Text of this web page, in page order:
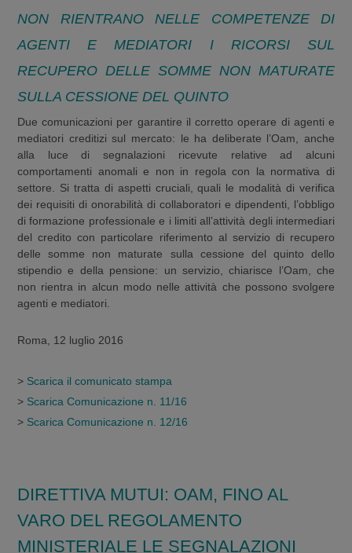
NON RIENTRANO NELLE COMPETENZE DI
AGENTI E MEDIATORI I RICORSI SUL
RECUPERO DELLE SOMME NON MATURATE
SULLA CESSIONE DEL QUINTO
Due comunicazioni per garantire il corretto operare di agenti e
mediatori creditizi sul mercato: le ha deliberate l’Oam, anche
alla luce di segnalazioni ricevute relative ad alcuni
comportamenti anomali e non in regola con la normativa di
settore. Si tratta di aspetti cruciali, quali le modalità di verifica
dei requisiti di onorabilità di collaboratori e dipendenti, l’obbligo
di formazione professionale e i limiti all’attività degli intermediari
del credito con particolare riferimento al servizio di recupero
delle somme non maturate sulla cessione del quinto dello
stipendio e della pensione: un servizio, chiarisce l’Oam, che
non rientra in alcun modo nelle attività che possono svolgere
agenti e mediatori.
Roma, 12 luglio 2016
> Scarica il comunicato stampa
> Scarica Comunicazione n. 11/16
> Scarica Comunicazione n. 12/16
DIRETTIVA MUTUI: OAM, FINO AL
VARO DEL REGOLAMENTO
MINISTERIALE LE SEGNALAZIONI